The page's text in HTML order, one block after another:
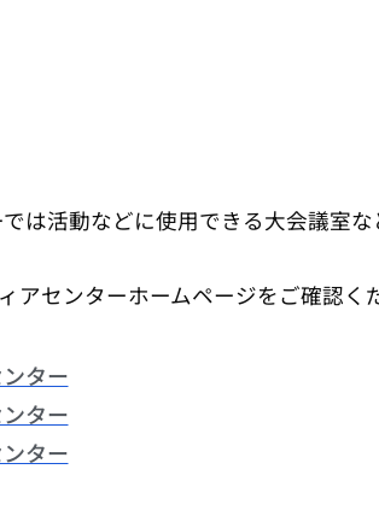
は活動などに使用できる大会議室な
アセンターホームページをご確認く
ター
ター
ター